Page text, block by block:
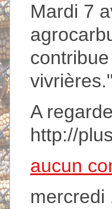
Mardi 7
vivrières."
A
http://
aucun
mercredi